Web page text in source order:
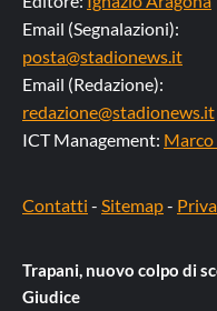
Email (Segnalazioni):
posta@stadionews.it
Email (Redazione):
redazione@stadionews.it
ICT Management: Marco
Contatti - Sitemap-
Trapani, nuovo colpo di
Giudice